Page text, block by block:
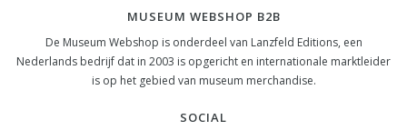
MUSEUM WEBSHOP B2B
De Museum Webshop is onderdeel van Lanzfeld Editions, een
Nederlands bedrijf dat in 2003 is opgericht en internationale marktleider
is op het gebied van museum merchandise.
SOCIAL